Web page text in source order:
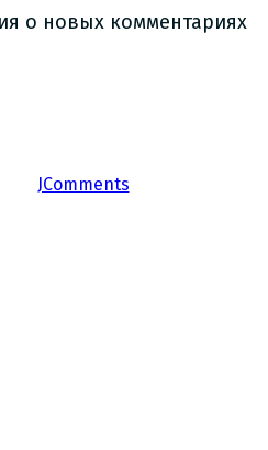
о новых комментариях
JComments